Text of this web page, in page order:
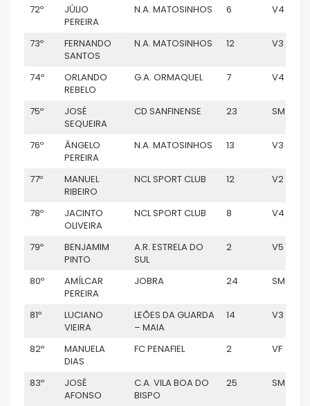
72º
JÚLIO
PEREIRA
N.A. MATOSINHOS 6 V4
73º
FERNANDO
SANTOS
N.A. MATOSINHOS 12 V3
74º
ORLANDO
REBELO
G.A. ORMAQUEL 7 V4
75º
JOSÉ
SEQUEIRA
CD SANFINENSE 23 SM
76º
ÂNGELO
PEREIRA
N.A. MATOSINHOS 13 V3
77º
MANUEL
RIBEIRO
NCL SPORT CLUB 12 V2
78º
JACINTO
OLIVEIRA
NCL SPORT CLUB 8 V4
79º
BENJAMIM
PINTO
A.R. ESTRELA DO
SUL
2 V5
80º
AMÍLCAR
PEREIRA
JOBRA 24 SM
81º
LUCIANO
VIEIRA
LEÕES DA GUARDA
– MAIA
14 V3
82º
MANUELA
DIAS
FC PENAFIEL 2 VF
83º
JOSÉ
AFONSO
C.A. VILA BOA DO
BISPO
25 SM